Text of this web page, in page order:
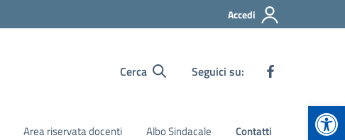
Accedi
Cerca Seguici su:
Area riservata docenti Albo Sindacale Contatti